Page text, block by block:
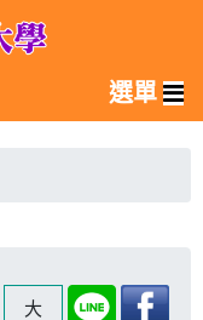
選單
大